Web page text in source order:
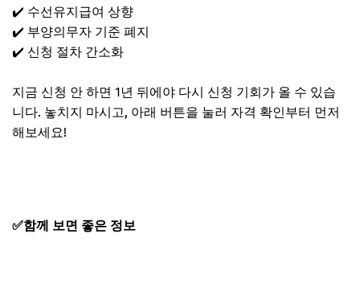
✔️ 수선유지급여 상향
✔️ 부양의무자 기준 폐지
✔️ 신청 절차 간소화
지금 신청 안 하면 1년 뒤에야 다시 신청 기회가 올 수 있습
니다. 놓치지 마시고, 아래 버튼을 눌러 자격 확인부터 먼저
해보세요!
✅함께 보면 좋은 정보